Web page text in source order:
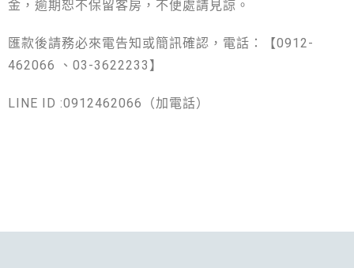
金，逾期恕不保留客房，不便處請見諒。
匯款後請務必來電告知或簡訊確認，電話：【0912-
462066 、03-3622233】
LINE ID :0912462066（加電話）